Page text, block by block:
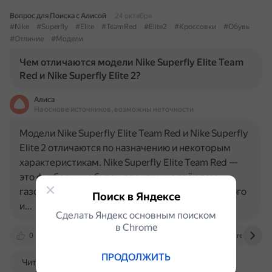
Вопрос для Поиска с Алисой
24 октября
#Nike
#Superfly #Elite #TeamRed #Elite2 #Кроссовки
#Обувь
#Отличие
#Модели
Чем отличаются модели Nike Superfly Elite Team
Red и Nike Superfly Elite 2?
Алиса
На основе источников, возможны неточности
0
Модели Nike Superfly Elite Team Red и Nike Superfly
Elite 2 отличаются по назначению и некоторым
характеристикам. Nike Superfly Elite Team Red —
это футбольные бутсы для игры на твёрдом
газоне. Подходят для игроков профессионального
и…
Читать далее
Поиск в Яндексе
Сделать Яндекс основным поиском
в Сhrome
ПРОДОЛЖИТЬ